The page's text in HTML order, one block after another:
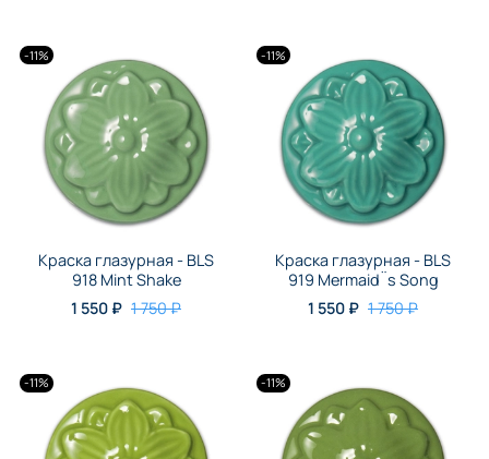
-11%
Краска глазурная - BLS
918 Mint Shake
1 550 ₽ 1 750 ₽
-11%
Краска глазурная - BLS
919 Mermaid¨s Song
1 550 ₽ 1 750 ₽
-11% -11%